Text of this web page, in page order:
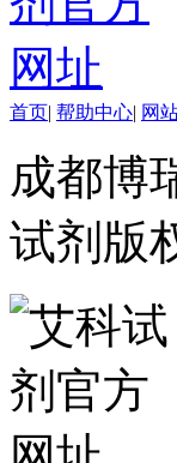
非天然氨基酸
氨基醇
多肽
手性产品
稀土/稀有金属试
硼
钯
钌
银
铱
镨
铟
镧
铼
锆
首页| 帮助中心| 网
成都博
试剂版